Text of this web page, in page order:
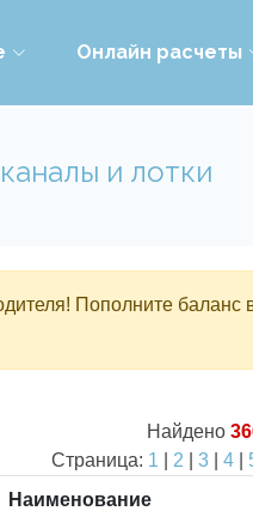
Онлайн расчеты
и лотки
Пополните
Найдено
Страница: 1 2 3| 4|
Наименование